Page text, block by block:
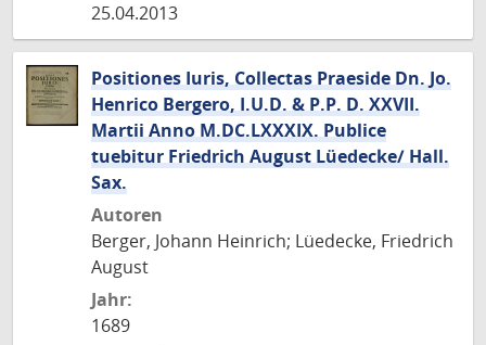
25.04.2013
Positiones Iuris, Collectas Praeside Dn. Jo.
Henrico Bergero, I.U.D. & P.P. D. XXVII.
Martii Anno M.DC.LXXXIX. Publice
tuebitur Friedrich August Lüedecke/ Hall.
Sax.
Autoren
Berger, Johann Heinrich; Lüedecke, Friedrich
August
Jahr:
1689